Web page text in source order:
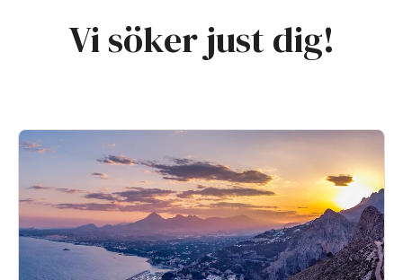
Vi söker just dig!